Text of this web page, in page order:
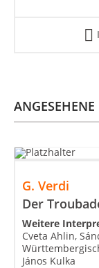
G. Verdi
Der
Weitere
Cveta Ahlin,
János Kulka